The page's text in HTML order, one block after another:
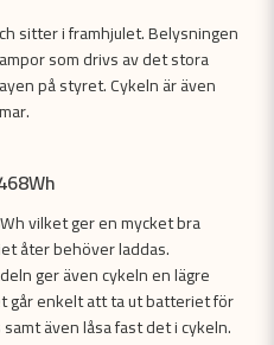
sitter i framhjulet. Belysningen
som drivs av det stora
på styret. Cykeln är även
vilket ger en mycket bra
åter behöver laddas.
ger även cykeln en lägre
går enkelt att ta ut batteriet för
även låsa fast det i cykeln.